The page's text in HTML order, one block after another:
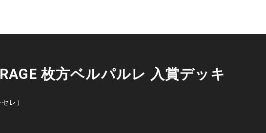
枚方ベルパルレ 入賞デッキ
レ）